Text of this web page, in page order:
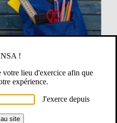
de TR ou TS en Ardèche à la
questions ?
d’une heure pour y voir
!
votre lieu d'exercice afin que
expérience.
J'exerce depuis
site